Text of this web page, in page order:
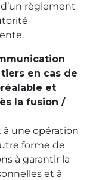
règlement
en cas de
et
la fusion /
à une opération
forme de
à garantir la
et à